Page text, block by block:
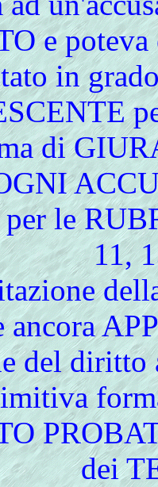
e poteva
in
di
le
11,
ancora
del diritto
dei